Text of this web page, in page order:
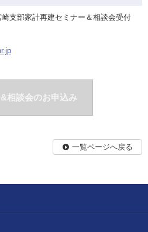
支部家計再建セミナー＆相談会受付
相談会のお申込み
一覧ページへ戻る